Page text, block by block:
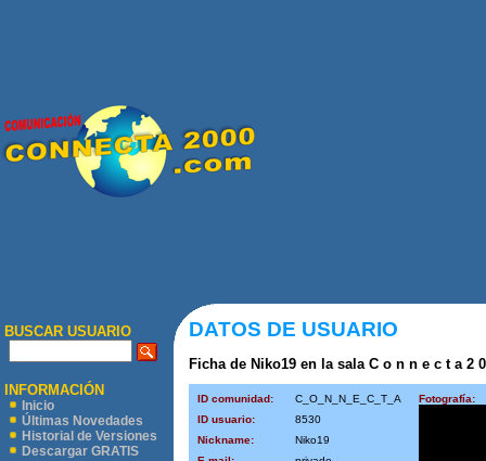
BUSCAR USUARIO
INFORMACIÓN
Inicio
Últimas Novedades
Historial de Versiones
Descargar GRATIS
DATOS DE USUARIO
Ficha de Niko19 en la sala C o n n e c t a 2
ID comunidad: C_O_N_N_E_C_T_A
Fotografía:
ID usuario:
8530
Nickname:
Niko19